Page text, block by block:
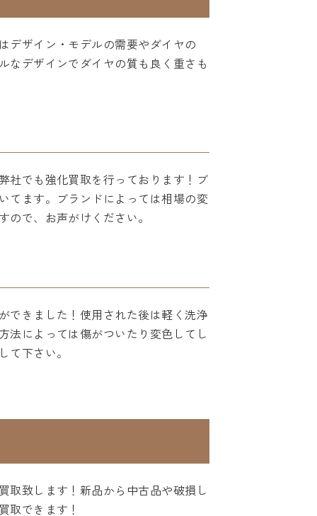
デザイン・モデルの需要やダイヤの
なデザインでダイヤの質も良く重さも
社でも強化買取を行っております！ブ
てます。ブランドによっては相場の変
で、お声がけください。
できました！使用された後は軽く洗浄
法によっては傷がついたり変色してし
下さい。
取致します！新品から中古品や破損し
取できます！